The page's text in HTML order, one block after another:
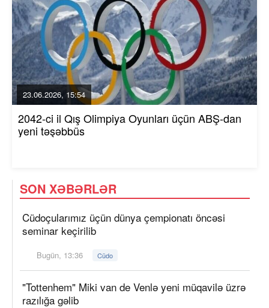
23.06.2026, 15:54
2042-ci il Qış Olimpiya Oyunları üçün ABŞ-dan
yeni təşəbbüs
SON XƏBƏRLƏR
Cüdoçularımız üçün dünya çempionatı öncəsi
seminar keçirilib
Bugün, 13:36 Cüdo
"Tottenhem" Miki van de Venlə yeni müqavilə üzrə
razılığa gəlib